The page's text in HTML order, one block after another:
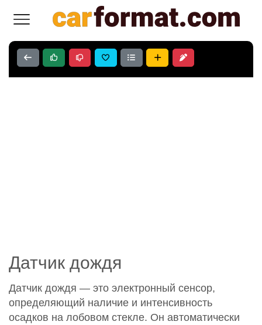
Датчик дождя
Датчик дождя — это электронный сенсор,
определяющий наличие и интенсивность
осадков на лобовом стекле. Он автоматически